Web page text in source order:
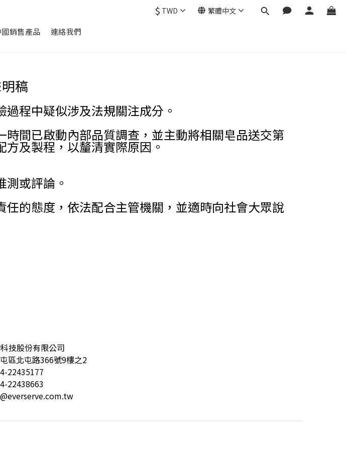
$ TWD 繁體中文
銷售產品 連絡我們
稿
程中疑似涉及法規關注成分。
間已啟動內部品質調查，並主動將相關皂品送交第
及製程，以釐清實際原因。
或評論。
的態度，依法配合主管機關，並適時向社會大眾說
技股份有限公司
區北屯路366號9樓之2
22435177
22438663